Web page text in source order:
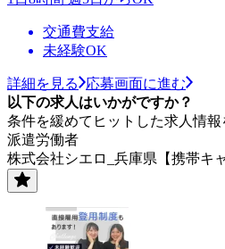
交通費支給
未経験OK
詳細を見る
応募画面に進む
以下の求人はいかがですか？
条件を緩めてヒットした求人情
派遣労働者
株式会社シエロ_兵庫県【携帯キ